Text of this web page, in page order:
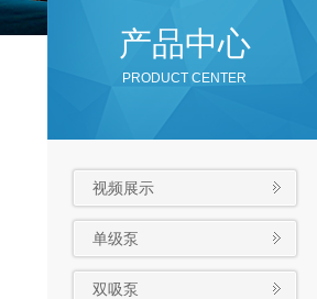
产品中心
PRODUCT CENTER
视频展示
单级泵
双吸泵